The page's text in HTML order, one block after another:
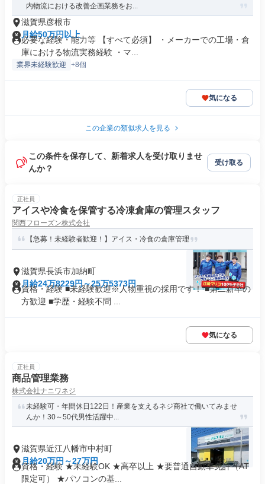
内物流における改善企画業務をお...
滋賀県彦根市
月給50万円以上
必要な経験・能力等 【すべて必須】 ・メーカーでの工場・倉
庫における物流実務経験 ・マ...
業界未経験歓迎 +8個
気になる
この企業の類似求人を見る
この条件を保存して、新着求人を受け取りませ
んか？
受け取る
正社員
アイスや冷食を保管する冷凍倉庫の管理スタッフ
関西フローズン株式会社
【急募！未経験者歓迎！】アイス・冷食の倉庫管理
滋賀県長浜市加納町
月給24万8229円～25万5373円
資格・経験 ■未経験歓迎※人物重視の採用です！ ■第二新卒の
方歓迎 ■学歴・経験不問 ...
気になる
正社員
商品管理業務
株式会社ナニワネジ
未経験可・年間休日122日！産業を支えるネジ商社で働いてみませ
んか！30～50代男性活躍中...
滋賀県近江八幡市中村町
月給20万円～27万円
資格・経験 ★未経験OK ★高卒以上 ★要普通自動車免許（AT
限定可） ★パソコンの基...